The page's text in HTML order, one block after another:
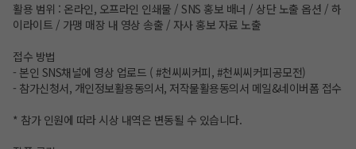
활용 범위 : 온라인, 오프라인 인쇄물 / SNS 홍보 배너 / 상단 노출 옵션 / 하
이라이트 / 가맹 매장 내 영상 송출 / 자사 홍보 자료 노출
접수 방법
- 본인 SNS채널에 영상 업로드 ( #천씨씨커피, #천씨씨커피공모전)
- 참가신청서, 개인정보활용동의서, 저작물활용동의서 메일&네이버폼 접수
* 참가 인원에 따라 시상 내역은 변동될 수 있습니다.